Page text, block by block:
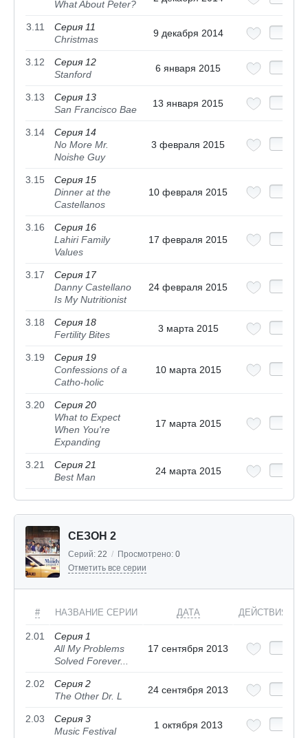
What About Peter?
3.11
Серия 11
Christmas
9 декабря 2014
3.12
Серия 12
Stanford
6 января 2015
3.13
Серия 13
San Francisco Bae
13 января 2015
3.14
Серия 14
No More Mr.
Noishe Guy
3 февраля 2015
3.15
Серия 15
Dinner at the
Castellanos
10 февраля 2015
3.16
Серия 16
Lahiri Family
Values
17 февраля 2015
3.17
Серия 17
Danny Castellano
Is My Nutritionist
24 февраля 2015
3.18
Серия 18
Fertility Bites
3 марта 2015
3.19
Серия 19
Confessions of a
Catho-holic
10 марта 2015
3.20
Серия 20
What to Expect
When You're
Expanding
17 марта 2015
3.21
Серия 21
Best Man
24 марта 2015
СЕЗОН 2
Серий: 22 / Просмотрено: 0
Отметить все серии
# НАЗВАНИЕ СЕРИИ ДАТА ДЕЙСТВИЯ
2.01
Серия 1
All My Problems
Solved Forever...
17 сентября 2013
2.02
Серия 2
The Other Dr. L
24 сентября 2013
2.03
Серия 3
Music Festival
1 октября 2013